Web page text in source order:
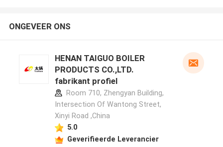
ONGEVEER ONS
HENAN TAIGUO BOILER
PRODUCTS CO.,LTD.
fabrikant profiel
Room 710, Zhengyan Building,
Intersection Of Wantong Street,
Xinyi Road ,China
5.0
Geverifieerde Leverancier